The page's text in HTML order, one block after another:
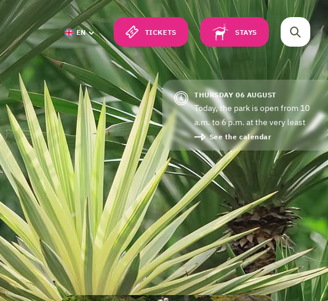
EN TICKETS STAYS
THURSDAY 06 AUGUST
Today, the park is open from 10
a.m. to 6 p.m. at the very least
See the calendar